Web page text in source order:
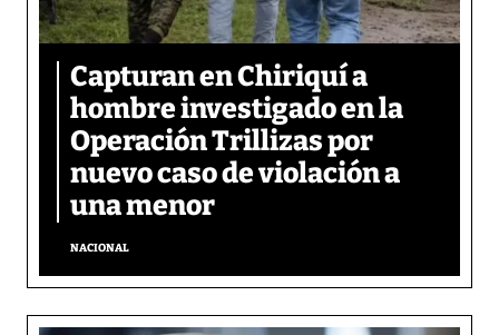
Capturan en Chiriquí a
hombre investigado en la
Operación Trillizas por
nuevo caso de violación a
una menor
NACIONAL